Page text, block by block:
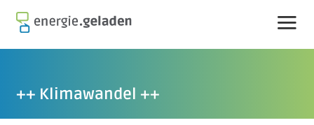
content++ Klimawandel ++